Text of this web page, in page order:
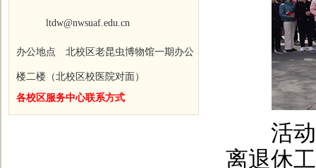
ltdw@nwsuaf.edu.cn
办公地点 北校区老昆虫博物馆一期办公
楼二楼（北校区校医院对面）
各校区服务中心联系方式
活动
离退休